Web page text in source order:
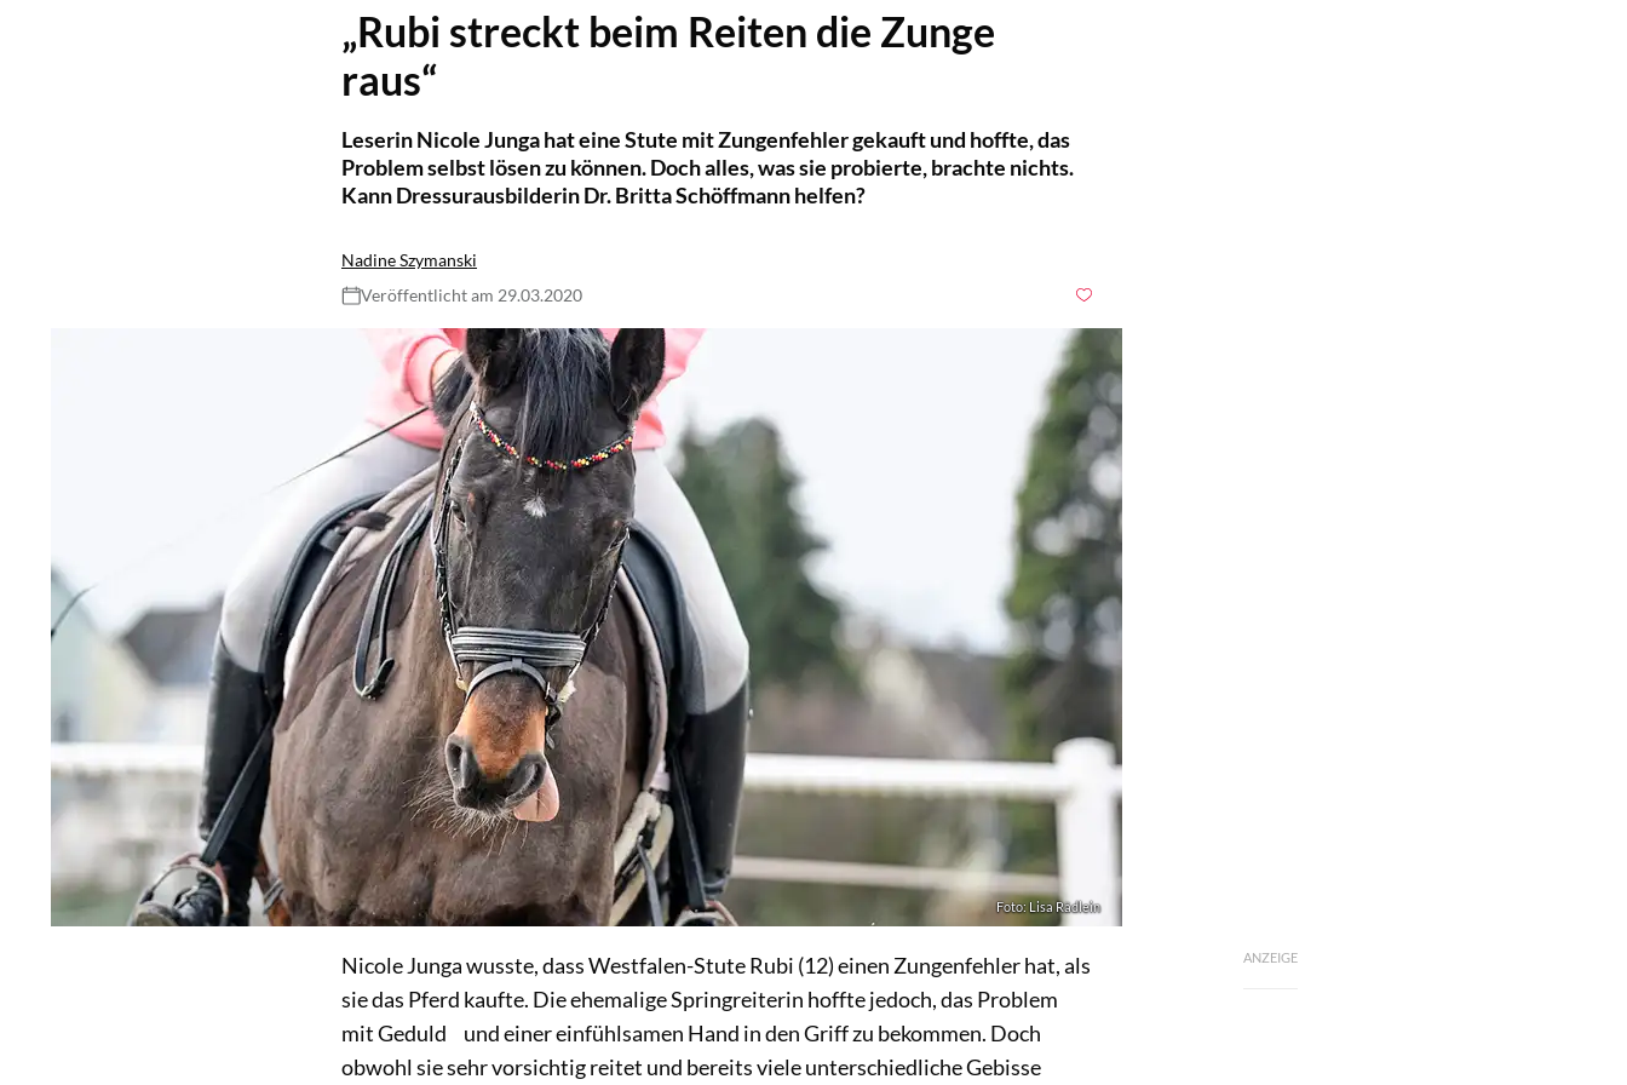
„Rubi streckt beim Reiten die Zunge
raus“
Leserin Nicole Junga hat eine Stute mit Zungenfehler gekauft und hoffte, das
Problem selbst lösen zu können. Doch alles, was sie probierte, brachte nichts.
Kann Dressurausbilderin Dr. Britta Schöffmann helfen?
Nadine Szymanski
Veröffentlicht am 29.03.2020
Foto: Lisa Rädlein
ANZEIGE
Nicole Junga wusste, dass Westfalen-Stute Rubi (12) einen Zungenfehler hat, als
sie das Pferd kaufte. Die ehemalige Springreiterin hoffte jedoch, das Problem
mit Geduld und einer einfühlsamen Hand in den Griff zu bekommen. Doch
obwohl sie sehr vorsichtig reitet und bereits viele unterschiedliche Gebisse